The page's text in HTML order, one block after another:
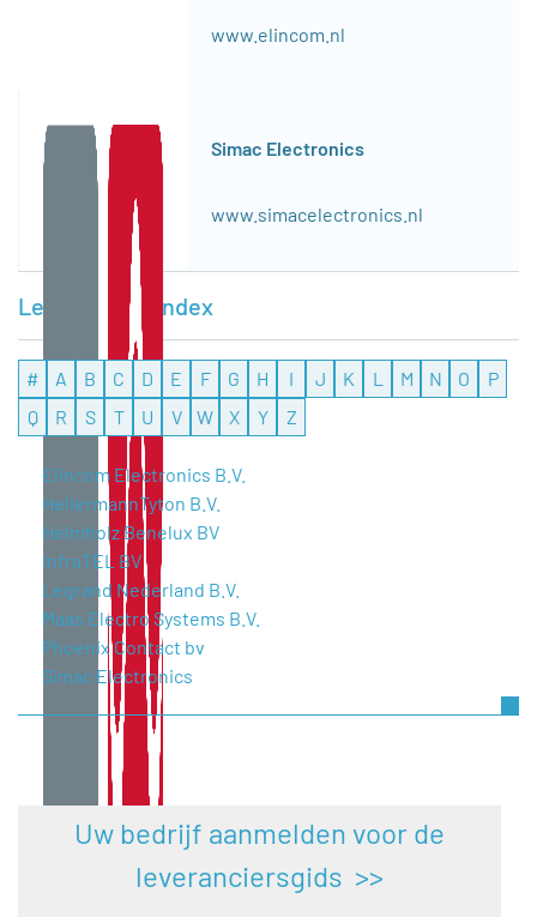
www.elincom.nl
Simac Electronics
www.simacelectronics.nl
Leveranciersindex
# A B C D E F G H I J K L M N O
P
Q
R S T U V W X Y Z
Elincom Electronics B.V.
HellermannTyton B.V.
Helmholz Benelux BV
InfraTEL BV
Legrand Nederland B.V.
Maas Electro Systems B.V.
Phoenix Contact bv
Simac Electronics
Uw bedrijf aanmelden voor de
leveranciersgids >>